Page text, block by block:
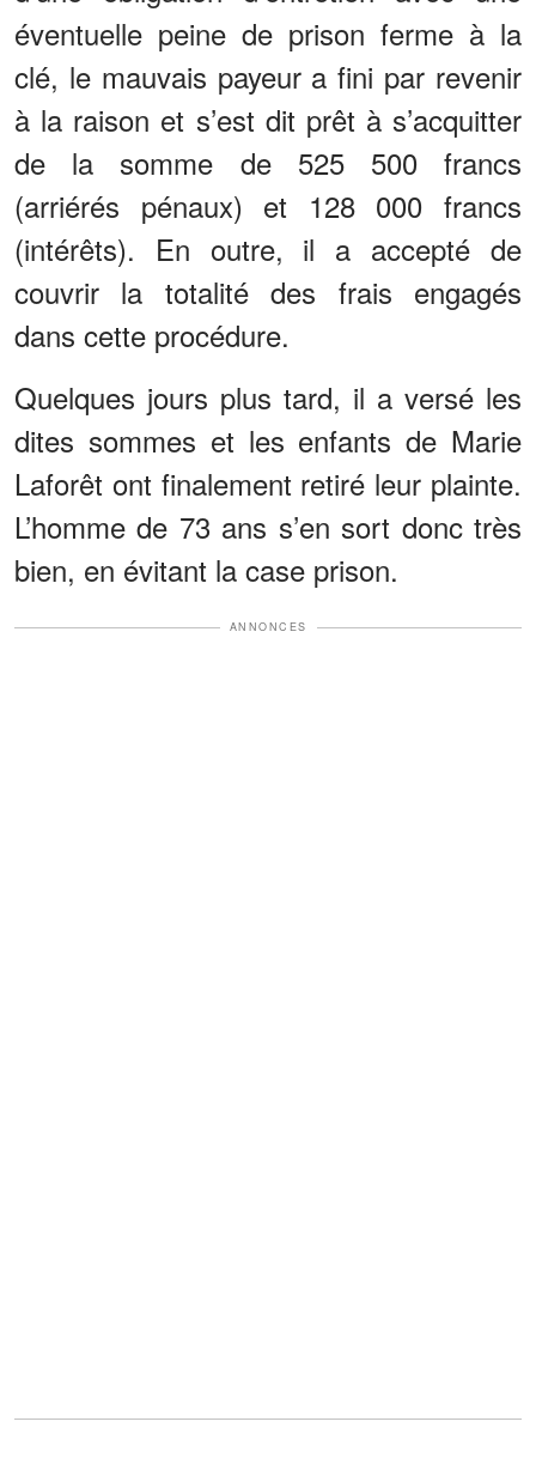
éventuelle peine de prison ferme à la
clé, le mauvais payeur a fini par revenir
à la raison et s’est dit prêt à s’acquitter
de la somme de 525 500 francs
(arriérés pénaux) et 128 000 francs
(intérêts). En outre, il a accepté de
couvrir la totalité des frais engagés
dans cette procédure.
Quelques jours plus tard, il a versé les
dites sommes et les enfants de Marie
Laforêt ont finalement retiré leur plainte.
L’homme de 73 ans s’en sort donc très
bien, en évitant la case prison.
ANNONCES